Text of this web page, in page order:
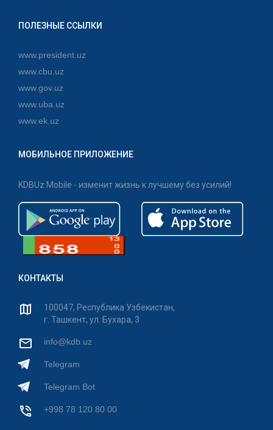
ПОЛЕЗНЫЕ ССЫЛКИ
www.president.uz
www.cbu.uz
www.gov.uz
www.uba.uz
www.ek.uz
МОБИЛЬНОЕ ПРИЛОЖЕНИЕ
KDBUz Mobile - изменит жизнь к лучшему без усилий!
КОНТАКТЫ
100047, Республика Узбекистан,
г. Ташкент, ул. Бухара, 3
info@kdb.uz
Telegram
Telegram Bot
+998 78 120 80 00